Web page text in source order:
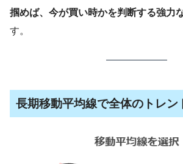
掴めば、今が買い時かを判断する強力
す。
長期移動平均線で全体のトレン